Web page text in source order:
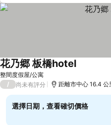
整間度假屋/公寓
花乃郷 板橋hotel
/ 尚未有評分 距離市中心 16.4 公
選擇日期，查看確切價格